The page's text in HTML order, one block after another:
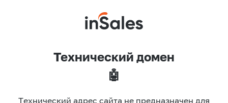
Технический домен
🤖
Технический адрес сайта не предназначен для